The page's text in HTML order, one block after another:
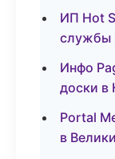
ИП Hot
службы
Инфо
доски в
Portal
в